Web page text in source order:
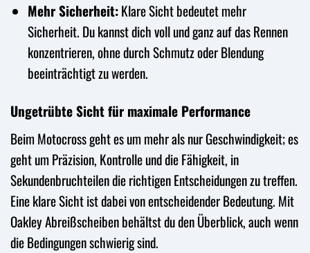
Mehr Sicherheit:Klare Sicht bedeutet mehr
Sicherheit. Du kannst dich voll und ganz auf das Rennen
konzentrieren, ohne durch Schmutz oder Blendung
beeinträchtigt zu werden.
Ungetrübte Sicht für maximale Performance
Beim Motocross geht es um mehr als nur Geschwindigkeit; es
geht um Präzision, Kontrolle und die Fähigkeit, in
Sekundenbruchteilen die richtigen Entscheidungen zu treffen.
Eine klare Sicht ist dabei von entscheidender Bedeutung. Mit
Oakley Abreißscheiben behältst du den Überblick, auch wenn
die Bedingungen schwierig sind.